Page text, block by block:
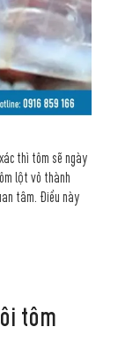
thì tôm sẽ ngày
lột vỏ thành
tâm. Điều này
tôm